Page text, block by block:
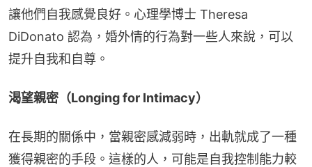
讓他們自我感覺良好。心理學博士 Theresa
DiDonato 認為，婚外情的行為對一些人來說，可以
提升自我和自尊。
渴望親密（Longing for Intimacy）
在長期的關係中，當親密感減弱時，出軌就成了一種
獲得親密的手段。這樣的人，可能是自我控制能力較